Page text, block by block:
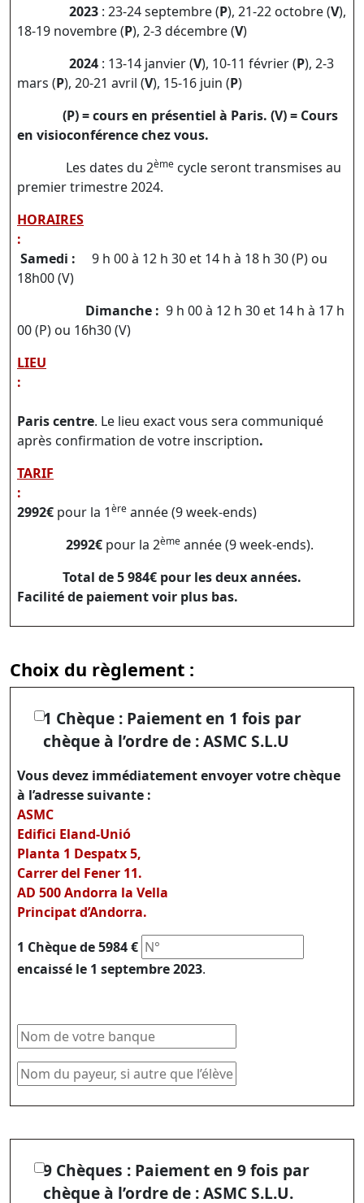
2023 : 23-24 septembre (P), 21-22 octobre (V),
18-19 novembre (P), 2-3 décembre (V)
2024 : 13-14 janvier (V), 10-11 février (P), 2-3
mars (P), 20-21 avril (V), 15-16 juin (P)
(P) = cours en présentiel à Paris. (V) = Cours
en visioconférence chez vous.
Les dates du 2ème cycle seront transmises au
premier trimestre 2024.
HORAIRES
:
Samedi :
9 h 00 à 12 h 30 et 14 h à 18 h 30 (P) ou
18h00 (V)
Dimanche : 9 h 00 à 12 h 30 et 14 h à 17 h
00 (P) ou 16h30 (V)
LIEU
:
Paris centre. Le lieu exact vous sera communiqué
après confirmation de votre inscription.
TARIF
:
2992€ pour la 1ère année (9 week-ends)
2992€ pour la 2ème année (9 week-ends).
Total de 5 984€ pour les deux années.
Facilité de paiement voir plus bas.
Choix du règlement :
1 Chèque : Paiement en 1 fois par
chèque à l’ordre de : ASMC S.L.U
Vous devez immédiatement envoyer votre chèque
à l’adresse suivante :
ASMC
Edifici Eland-Unió
Planta 1 Despatx 5,
Carrer del Fener 11.
AD 500 Andorra la Vella
Principat d’Andorra.
1 Chèque de 5984 €
encaissé le 1 septembre 2023.
9 Chèques : Paiement en 9 fois par
chèque à l’ordre de : ASMC S.L.U.